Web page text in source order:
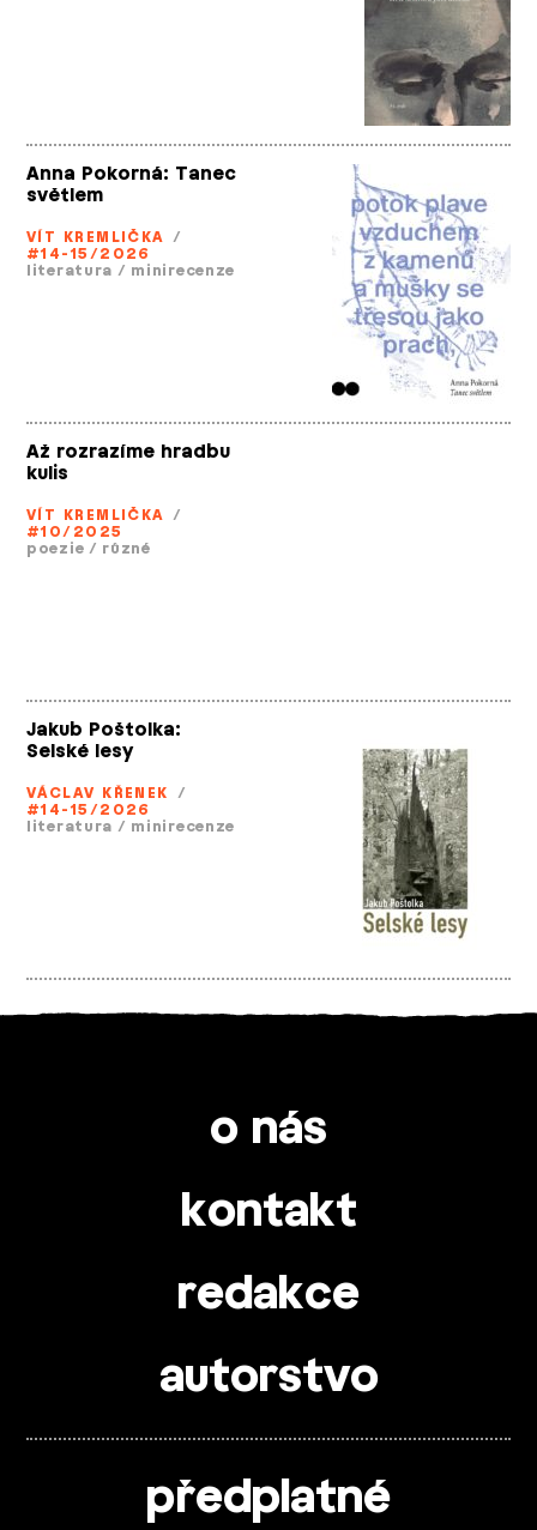
Anna Pokorná: Tanec
světlem
VÍT KREMLIČKA /
#14-15/2026
literatura / minirecenze
Až rozrazíme hradbu
kulis
VÍT KREMLIČKA /
#10/2025
poezie / různé
Jakub Poštolka:
Selské lesy
VÁCLAV KŘENEK /
#14-15/2026
literatura / minirecenze
o nás
kontakt
redakce
autorstvo
předplatné